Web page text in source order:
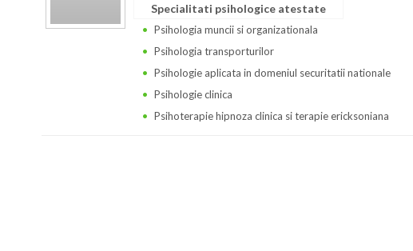
Specialitati psihologice atestate
Psihologia muncii si organizationala
Psihologia transporturilor
Psihologie aplicata in domeniul securitatii nationale
Psihologie clinica
Psihoterapie hipnoza clinica si terapie ericksoniana